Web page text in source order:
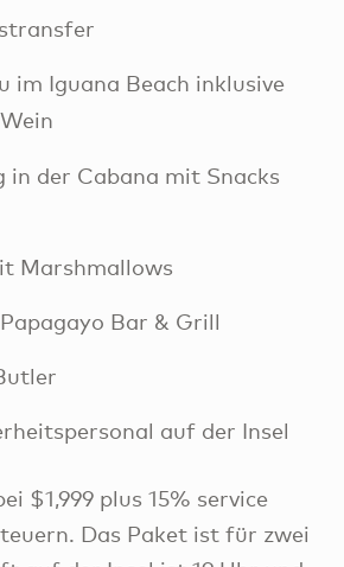
im Iguana Beach inklusive
in der Cabana mit Snacks
Marshmallows
Bar & Grill
auf der Insel
$1,999 plus 15% service
Das Paket ist für zwei